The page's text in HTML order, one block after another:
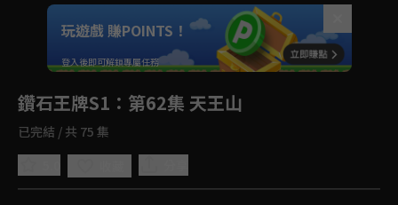
Unmute
如有不便請見諒
玩遊戲 賺POINTS！
登入後即可解鎖專屬任務
鑽石王牌S1 ：第62集 天王山
已完結 / 共 75 集